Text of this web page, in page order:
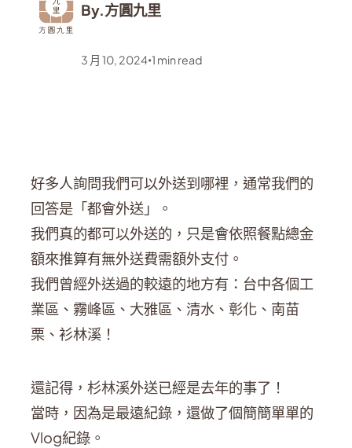
By.方圓九里
3 月 10, 2024•1 min read
好多人詢問我們可以外送到哪裡，通常我們的
回答是「都會外送」。
我們真的都可以外送的，只是會依照餐點總金
額來推算有無外送費需額外支付。
我們曾經外送過的較遠的地方有：台中各個工
業區、霧峰區、大雅區、清水、彰化、南苗
栗、衫林溪！
還記得，杉林溪外送已經是去年的事了！
當時，因為是最遠紀錄，還做了個簡簡單單的
Vlog紀錄。